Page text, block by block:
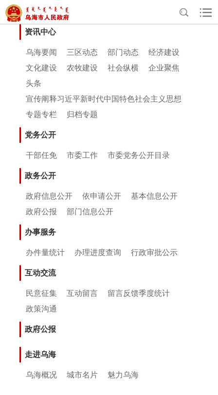
资讯中心
乌海要闻 三区动态 部门动态
经济建设
文化建设
农牧建设 社会纵横
企业聚焦
头条
宣传阐释习近平新时代中国特色社会主义思想
专题专栏
归档专题
党务公开
干部任免 市委工作 市委党务公开目录
政务公开
政府信息公开 依申请公开
基本信息公开
政府公报
部门信息公开
办事服务
办件量统计 办理进度查询 行政审批公示
互动交流
民意征集 互动留言
留言反馈季度统计
政策沟通
政府公报
走进乌海
乌海概况 城市名片 魅力乌海